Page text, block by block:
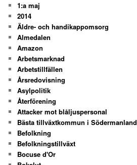
1:a maj
2014
Äldre- och handikappomsorg
Almedalen
Amazon
Arbetsmarknad
Arbetstillfällen
Årsredovisning
Asylpolitik
Återförening
Attacker mot blåljuspersonal
Bästa tillväxtkommun i Södermanland
Befolkning
Befolkningstillväxt
Bocuse d'Or